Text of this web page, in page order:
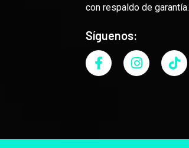
con respaldo de garantía.
Síguenos: